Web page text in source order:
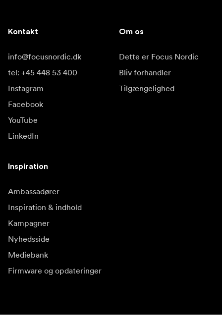
Kontakt
info@focusnordic.dk
tel: +45 448 53 400
Instagram
Facebook
YouTube
LinkedIn
Om os
Dette er Focus Nordic
Bliv forhandler
Tilgængelighed
Inspiration
Ambassadører
Inspiration & indhold
Kampagner
Nyhedsside
Mediebank
Firmware og opdateringer